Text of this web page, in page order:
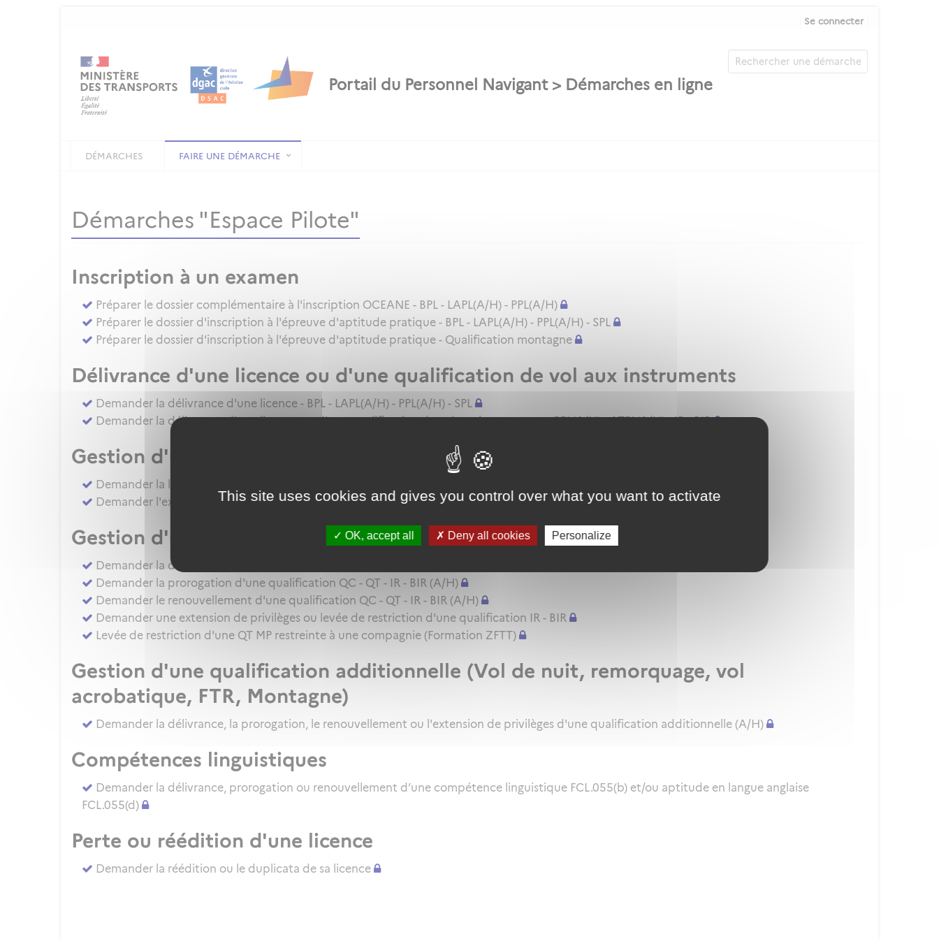
This site uses cookies and gives you control over what you want to activate
OK, accept all Deny all cookies Personalize
Se connecter
DÉMARCHES FAIRE UNE DÉMARCHE
Démarches "Espace Pilote"
Inscription à un examen
Préparer le dossier complémentaire à l'inscription OCEANE - BPL - LAPL(A/H) - PPL(A/H)
Préparer le dossier d'inscription à l'épreuve d'aptitude pratique - BPL - LAPL(A/H) - PPL(A/H) - SPL
Préparer le dossier d'inscription à l'épreuve d'aptitude pratique - Qualification montagne
Délivrance d'une licence ou d'une qualification de vol aux instruments
Demander la délivrance d'une licence - BPL - LAPL(A/H) - PPL(A/H) - SPL
Demander la délivrance d'une licence ou d'une qualification de vol aux instruments - CPL(A/H) - ATPL(A/H) - IR - BIR
Gestion d'une licence
Demander la levée de restriction d'une licence - LAPL(A) - SPL
Demander l'extension de privilèges d'une licence - BPL - SPL
Gestion d'une qualification (QC/QT/IR)
Demander la délivrance d'une QC - QT(A/H)
Demander la prorogation d'une qualification QC - QT - IR - BIR (A/H)
Demander le renouvellement d'une qualification QC - QT - IR - BIR (A/H)
Demander une extension de privilèges ou levée de restriction d'une qualification IR - BIR
Levée de restriction d'une QT MP restreinte à une compagnie (Formation ZFTT)
Gestion d'une qualification additionnelle (Vol de nuit, remorquage, vol
acrobatique, FTR, Montagne)
Demander la délivrance, la prorogation, le renouvellement ou l'extension de privilèges d'une qualification additionnelle (A/H)
Compétences linguistiques
Demander la délivrance, prorogation ou renouvellement d’une compétence linguistique FCL.055(b) et/ou aptitude en langue anglaise
FCL.055(d)
Perte ou réédition d'une licence
Demander la réédition ou le duplicata de sa licence